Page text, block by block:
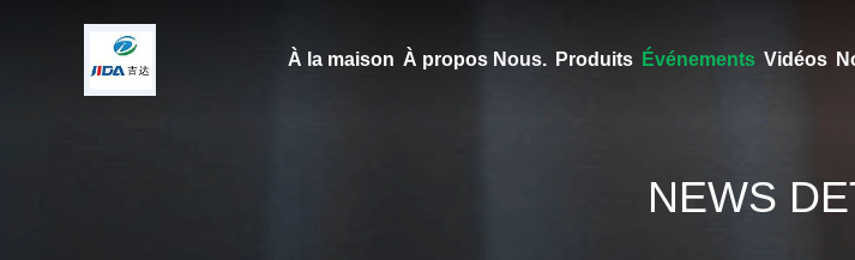
À la maison À propos Nous. Produits Événements Vidéos
NEWS